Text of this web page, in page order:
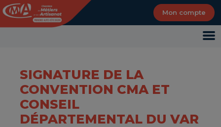
Mon compte
SIGNATURE DE LA
CONVENTION CMA ET
CONSEIL
DÉPARTEMENTAL DU VAR
Panneau de gestion des cookies